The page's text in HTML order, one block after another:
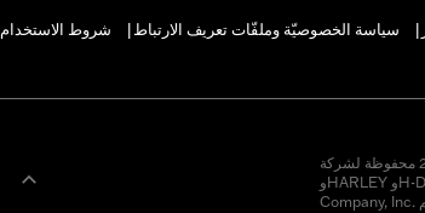
شروط الاستخدام
سياسة الخصوصيّة وملفّات تعريف الارتباط
حقوق الطبع والنشر©2026 محفوظة لشركة H-D وشركاتها التابعة. HARLEY-DAVIDSON
وHARLEY وH-D وشعار الشّريط والدرع علامات تجاريّة لشركة Harley-Davidson Motor